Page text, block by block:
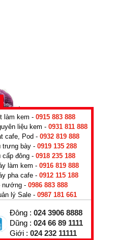
làm kem - 0915 883 888
liệu kem - 0931 811 888
cafe, Pod - 0932 819 888
trưng bày - 0919 135 288
cấp đông - 0918 235 188
làm kem - 0916 819 888
pha cafe - 0912 115 188
nướng - 0986 883 888
lý Sale - 0987 181 661
Đông : 024 3906 8888
Dũng : 024 66 89 1111
Giới : 024 232 11111